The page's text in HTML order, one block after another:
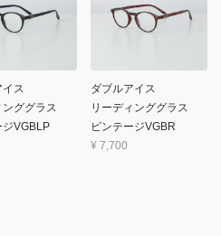
イス
ンググラス
ジVGBLP
ダブルアイス
リーディンググラス
ビンテージVGBR
¥ 7,700